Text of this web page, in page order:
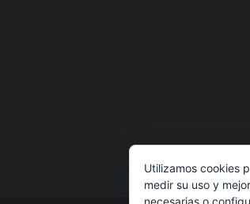
Utilizamos cookies
medir su uso y
necesarias o